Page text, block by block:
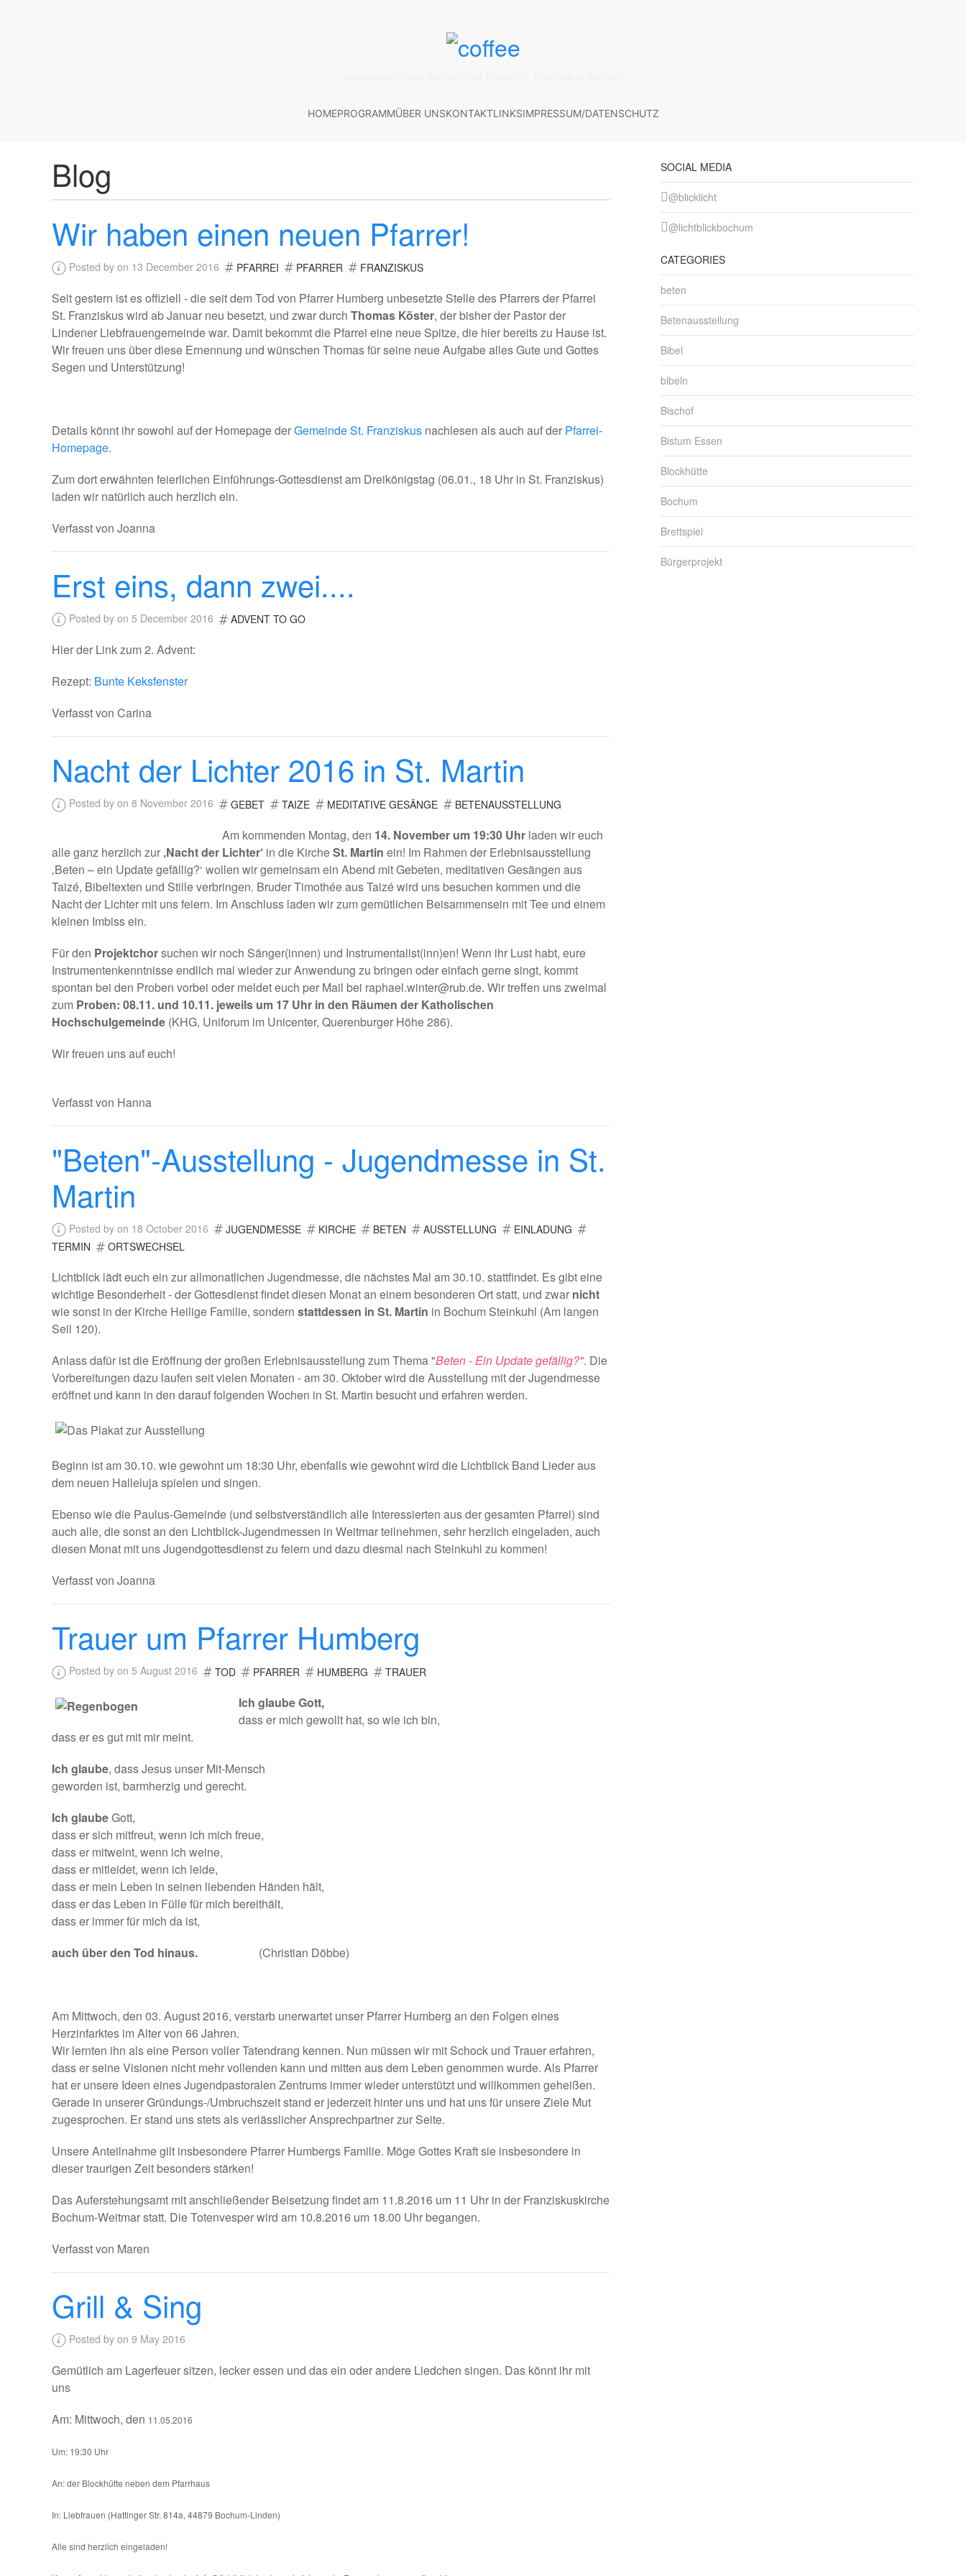
HOMEPROGRAMMÜBER UNSKONTAKTLINKSIMPRESSUM/DATENSCHUTZ
Blog
Wir haben einen neuen Pfarrer!
Posted by on 13 December 2016 PFARREI PFARRER FRANZISKUS
Seit gestern ist es offiziell - die seit dem Tod von Pfarrer Humberg unbesetzte Stelle des Pfarrers der Pfarrei
St. Franziskus wird ab Januar neu besetzt, und zwar durch Thomas Köster, der bisher der Pastor der
Lindener Liebfrauengemeinde war. Damit bekommt die Pfarrei eine neue Spitze, die hier bereits zu Hause ist.
Wir freuen uns über diese Ernennung und wünschen Thomas für seine neue Aufgabe alles Gute und Gottes
Segen und Unterstützung!
Details könnt ihr sowohl auf der Homepage derGemeinde St. Franziskus nachlesen als auch auf der Pfarrei-
Homepage.
Zum dort erwähnten feierlichen Einführungs-Gottesdienst am Dreikönigstag (06.01., 18 Uhr in St. Franziskus)
laden wir natürlich auch herzlich ein.
Verfasst von Joanna
Erst eins, dann zwei....
Posted by on 5 December 2016 ADVENT TO GO
Hier der Link zum 2. Advent:
Rezept: Bunte Keksfenster
Verfasst von Carina
Nacht der Lichter 2016 in St. Martin
Posted by on 8 November 2016 GEBET TAIZE MEDITATIVE GESÄNGE BETENAUSSTELLUNG
Am kommenden Montag, den 14. November um 19:30 Uhr laden wir euch
alle ganz herzlich zur ‚Nacht der Lichter‘ in die KircheSt. Martin ein! Im Rahmen der Erlebnisausstellung
‚Beten – ein Update gefällig?‘ wollen wir gemeinsam ein Abend mit Gebeten, meditativen Gesängen aus
Taizé, Bibeltexten und Stille verbringen. Bruder Timothée aus Taizé wird uns besuchen kommen und die
Nacht der Lichter mit uns feiern. Im Anschluss laden wir zum gemütlichen Beisammensein mit Tee und einem
kleinen Imbiss ein.
Für den Projektchorsuchen wir noch Sänger(innen) und Instrumentalist(inn)en! Wenn ihr Lust habt, eure
Instrumentenkenntnisse endlich mal wieder zur Anwendung zu bringen oder einfach gerne singt, kommt
spontan bei den Proben vorbei oder meldet euch per Mail bei raphael.winter@rub.de. Wir treffen uns zweimal
zum Proben: 08.11. und 10.11. jeweils um 17 Uhr in den Räumen der Katholischen
Hochschulgemeinde (KHG, Uniforum im Unicenter, Querenburger Höhe 286).
Wir freuen uns auf euch!
Verfasst von Hanna
"Beten"-Ausstellung - Jugendmesse in St.
Martin
Posted by on 18 October 2016 JUGENDMESSE KIRCHE BETEN AUSSTELLUNG
EINLADUNG
TERMIN
ORTSWECHSEL
Lichtblick lädt euch ein zur allmonatlichen Jugendmesse, die nächstes Mal am 30.10. stattfindet. Es gibt eine
wichtige Besonderheit - der Gottesdienst findet diesen Monat an einem besonderen Ort statt, und zwar nicht
wie sonst in der Kirche Heilige Familie, sondern stattdessen in St. Martin in Bochum Steinkuhl (Am langen
Seil 120).
Anlass dafür ist die Eröffnung der großen Erlebnisausstellung zum Thema "Beten - Ein Update gefällig?". Die
Vorbereitungen dazu laufen seit vielen Monaten - am 30. Oktober wird die Ausstellung mit der Jugendmesse
eröffnet und kann in den darauf folgenden Wochen in St. Martin besucht und erfahren werden.
Beginn ist am 30.10. wie gewohnt um 18:30 Uhr, ebenfalls wie gewohnt wird die Lichtblick Band Lieder aus
dem neuen Halleluja spielen und singen.
Ebenso wie die Paulus-Gemeinde (und selbstverständlich alle Interessierten aus der gesamten Pfarrei) sind
auch alle, die sonst an den Lichtblick-Jugendmessen in Weitmar teilnehmen, sehr herzlich eingeladen, auch
diesen Monat mit uns Jugendgottesdienst zu feiern und dazu diesmal nach Steinkuhl zu kommen!
Verfasst von Joanna
Trauer um Pfarrer Humberg
Posted by on 5 August 2016 TOD PFARRER HUMBERG TRAUER
Ich glaube Gott,
dass er mich gewollt hat, so wie ich bin,
dass er es gut mit mir meint.
Ich glaube, dass Jesus unser Mit-Mensch
geworden ist, barmherzig und gerecht.
Ich glaubeGott,
dass er sich mitfreut, wenn ich mich freue,
dass er mitweint, wenn ich weine,
dass er mitleidet, wenn ich leide,
dass er mein Leben in seinen liebenden Händen hält,
dass er das Leben in Fülle für mich bereithält,
dass er immer für mich da ist,
auch über den Tod hinaus.
(Christian Döbbe)
Am Mittwoch, den 03. August 2016, verstarb unerwartet unser Pfarrer Humberg an den Folgen eines
Herzinfarktes im Alter von 66 Jahren.
Wir lernten ihn als eine Person voller Tatendrang kennen. Nun müssen wir mit Schock und Trauer erfahren,
dass er seine Visionen nicht mehr vollenden kann und mitten aus dem Leben genommen wurde. Als Pfarrer
hat er unsere Ideen eines Jugendpastoralen Zentrums immer wieder unterstützt und willkommen geheißen.
Gerade in unserer Gründungs-/Umbruchszeit stand er jederzeit hinter uns und hat uns für unsere Ziele Mut
zugesprochen. Er stand uns stets als verlässlicher Ansprechpartner zur Seite.
Unsere Anteilnahme gilt insbesondere Pfarrer Humbergs Familie. Möge Gottes Kraft sie insbesondere in
dieser traurigen Zeit besonders stärken!
Das Auferstehungsamt mit anschließender Beisetzung findet am 11.8.2016 um 11 Uhr in der Franziskuskirche
Bochum-Weitmar statt. Die Totenvesper wird am 10.8.2016 um 18.00 Uhr begangen.
Verfasst von Maren
Grill & Sing
Posted by on 9 May 2016
Gemütlich am Lagerfeuer sitzen, lecker essen und das ein oder andere Liedchen singen. Das könnt ihr mit
uns
Am: Mittwoch, den 11.05.2016
Um: 19:30 Uhr
An: der Blockhütte neben dem Pfarrhaus
In: Liebfrauen (Hattinger Str. 814a, 44879 Bochum-Linden)
Alle sind herzlich eingeladen!
SOCIAL MEDIA
@blicklicht
@lichtblickbochum
CATEGORIES
beten
Betenausstellung
Bibel
bibeln
Bischof
Bistum Essen
Blockhütte
Bochum
Brettspiel
Bürgerprojekt